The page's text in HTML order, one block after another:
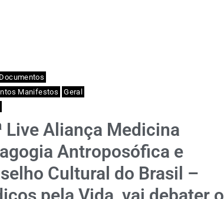
Documentos
Manifestos
Geral
Live Aliança Medicina
Antroposófica e
Cultural do Brasil –